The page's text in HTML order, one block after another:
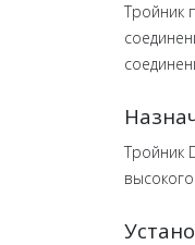
Тройник
Тройник